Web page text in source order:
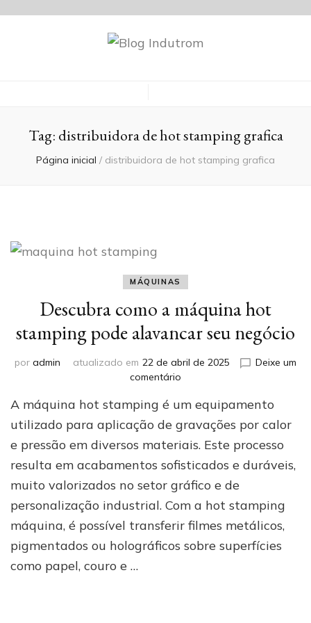
Tag: distribuidora de hot stamping grafica
Página inicial / distribuidora de hot stamping grafica
MÁQUINAS
Descubra como a máquina hot
stamping pode alavancar seu negócio
por admin atualizado em 22 de abril de 2025
Deixe um
comentário
como
a
máquina
hot
stamping
pode
alavancar
seu
negócio
A máquina hot stamping é um equipamento
utilizado para aplicação de gravações por calor
e pressão em diversos materiais. Este processo
resulta em acabamentos sofisticados e duráveis,
muito valorizados no setor gráfico e de
personalização industrial. Com a hot stamping
máquina, é possível transferir filmes metálicos,
pigmentados ou holográficos sobre superfícies
como papel, couro e …